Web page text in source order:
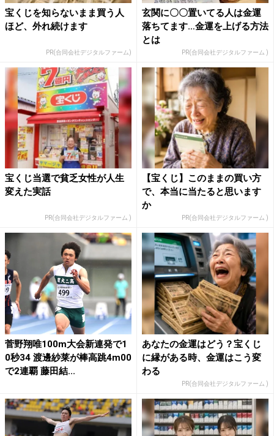
宝くじを知らないまま買う人
ほど、外れ続けます
PR(合同会社デジタルファーム)
玄関に〇〇置いてる人は金運
落ちてます…金運を上げる方法
とは
PR(合同会社デジタルファーム )
宝くじ当選で貧乏女性が人生
変えた実話
PR(合同会社デジタルファーム )
【宝くじ】このままの買い方
で、本当に当たると思います
か
PR(合同会社デジタルファーム )
菅野翔唯100m大会新連発で1
0秒34 渡邊紗莱が棒高跳4m00
で2連覇 藤田結...
あなたの金運はどう？宝くじ
に縁がある時、金運はこう変
わる
PR(合同会社デジタルファーム )